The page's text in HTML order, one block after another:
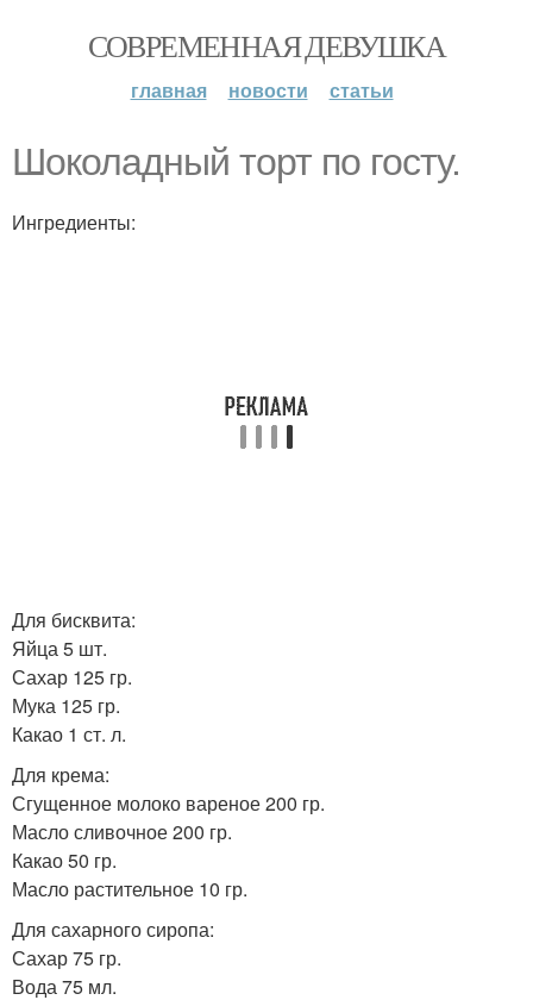
СОВРЕМЕННАЯ ДЕВУШКА
главная новости статьи
Шоколадный торт по госту.
Ингредиенты:
Для бисквита:
Яйца 5 шт.
Сахар 125 гр.
Мука 125 гр.
Какао 1 ст. л.
Для крема:
Сгущенное молоко вареное 200 гр.
Масло сливочное 200 гр.
Какао 50 гр.
Масло растительное 10 гр.
Для сахарного сиропа:
Сахар 75 гр.
Вода 75 мл.